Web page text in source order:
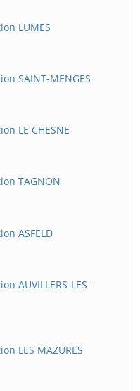
LUMES
SAINT-MENGES
LE CHESNE
TAGNON
ASFELD
AUVILLERS-LES-
LES MAZURES